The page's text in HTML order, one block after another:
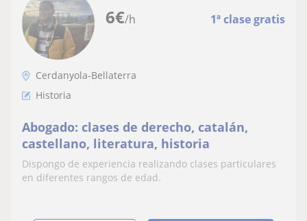
6€/h 1ª clase gratis
Cerdanyola-Bellaterra
Historia
Abogado: clases de derecho, catalán,
castellano, literatura, historia
Dispongo de experiencia realizando clases particulares
en diferentes rangos de edad.